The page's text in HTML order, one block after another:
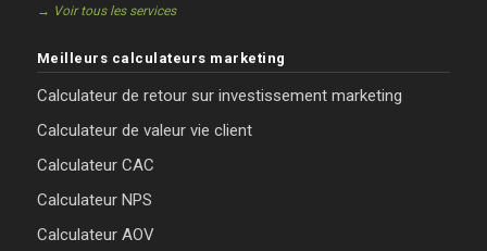
→ Voir tous les services
Meilleurs calculateurs marketing
Calculateur de retour sur investissement marketing
Calculateur de valeur vie client
Calculateur CAC
Calculateur NPS
Calculateur AOV